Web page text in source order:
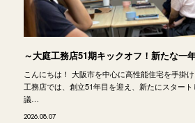
～大庭工務店51期キックオフ！新たな一
こんにちは！ 大阪市を中心に高性能住宅を手掛
工務店では、創立51年目を迎え、新たにスター
議…
2026.08.07